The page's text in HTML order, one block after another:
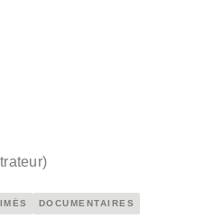
)
DOCUMENTAIRES